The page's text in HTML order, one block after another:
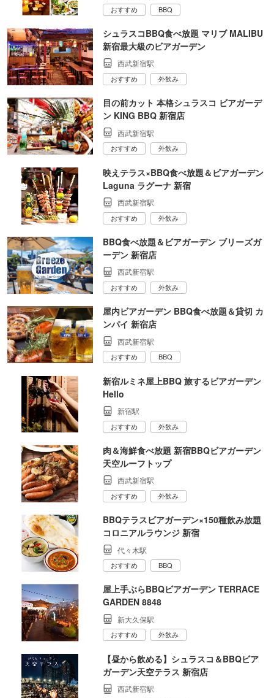
おすすめ BBQ
シュラスコBBQ食べ放題 マリブ MALIBU
新宿最大級のビアガーデン
西武新宿駅
おすすめ 外飲み
目の前カット 本格シュラスコ ビアガーデ
ン KING BBQ 新宿店
西武新宿駅
おすすめ 外飲み
映えテラス×BBQ食べ放題＆ビアガーデン
Laguna ラグーナ 新宿
西武新宿駅
おすすめ 外飲み
BBQ食べ放題＆ビアガーデン ブリーズガ
ーデン 新宿店
西武新宿駅
おすすめ 外飲み
屋内ビアガーデン BBQ食べ放題＆貸切 カ
ンパイ 新宿店
西武新宿駅
おすすめ BBQ
新宿ルミネ屋上BBQ 旅するビアガーデン
Hello
新宿駅
おすすめ 外飲み
肉＆海鮮食べ放題 新宿BBQビアガーデン
天空ルーフトップ
西武新宿駅
おすすめ 外飲み
BBQテラスビアガーデン×150種飲み放題
コロニアルラウンジ 新宿
代々木駅
おすすめ BBQ
屋上手ぶらBBQビアガーデン TERRACE
GARDEN 8848
新大久保駅
おすすめ 外飲み
【昼から飲める】シュラスコ＆BBQビア
ガーデン天空テラス 新宿店
西武新宿駅